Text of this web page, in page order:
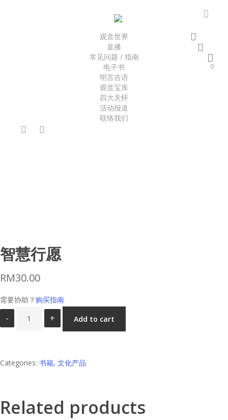
观音世界
直播
常见问题 / 指南
电子书
明言吉语
观音宝库
四大关怀
活动报道
联络我们
facebookyoutube
0
智慧行愿
智慧行愿
RM30.00
需要协助？ 购买指南
quantity
Add to cart
Categories: 书籍, 文化产品
Related products